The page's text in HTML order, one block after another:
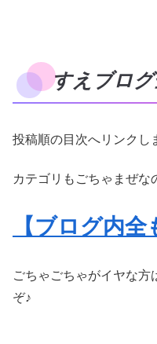
すえブロ
投稿順の目次へリンクし
カテゴリもごちゃまぜな
【ブログ内
ごちゃごちゃがイヤな方
ぞ♪